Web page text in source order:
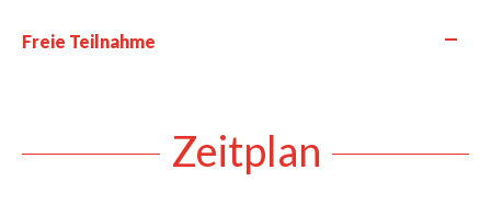
Freie Teilnahme —
Zeitplan